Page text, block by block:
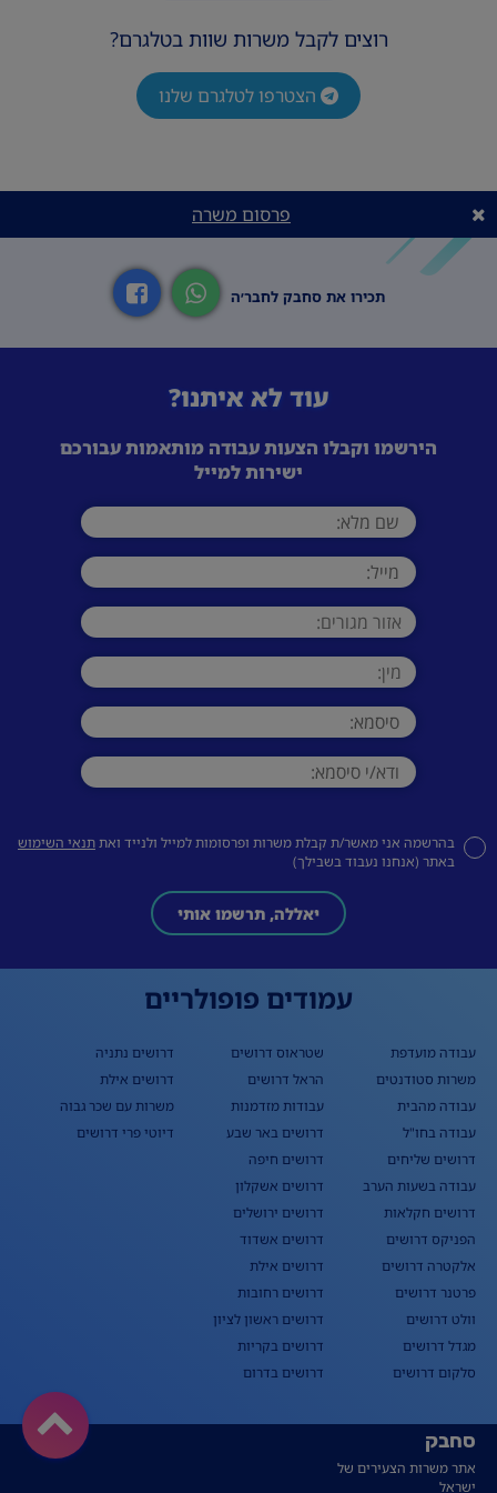
רוצים לקבל משרות שוות בטלגרם?
הצטרפו לטלגרם שלנו
פרסום משרה
תכירו את סחבק לחבר׳ה
עוד לא איתנו?
הירשמו וקבלו הצעות עבודה מותאמות עבורכם
ישירות למייל
בהרשמה אני מאשר/ת קבלת משרות ופרסומות למייל ולנייד ואתתנאי השימוש
באתר (אנחנו נעבוד בשבילך)
יאללה, תרשמו אותי
עמודים פופולריים
עבודה מועדפת
משרות סטודנטים
עבודה מהבית
עבודה בחו"ל
דרושים שליחים
עבודה בשעות הערב
דרושים חקלאות
הפניקס דרושים
אלקטרה דרושים
פרטנר דרושים
וולט דרושים
מגדל דרושים
סלקום דרושים
שטראוס דרושים
הראל דרושים
עבודות מזדמנות
דרושים באר שבע
דרושים חיפה
דרושים אשקלון
דרושים ירושלים
דרושים אשדוד
דרושים אילת
דרושים רחובות
דרושים ראשון לציון
דרושים בקריות
דרושים בדרום
דרושים נתניה
דרושים אילת
משרות עם שכר גבוה
דיוטי פרי דרושים
סחבק
אתר משרות הצעירים של
ישראל